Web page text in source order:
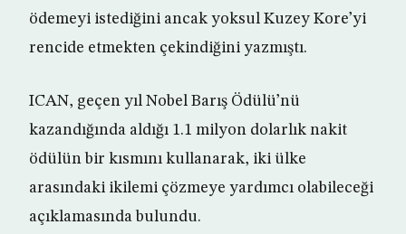
ödemeyi istediğini ancak yoksul Kuzey Kore’yi
rencide etmekten çekindiğini yazmıştı.
ICAN, geçen yıl Nobel Barış Ödülü’nü
kazandığında aldığı 1.1 milyon dolarlık nakit
ödülün bir kısmını kullanarak, iki ülke
arasındaki ikilemi çözmeye yardımcı olabileceği
açıklamasında bulundu.